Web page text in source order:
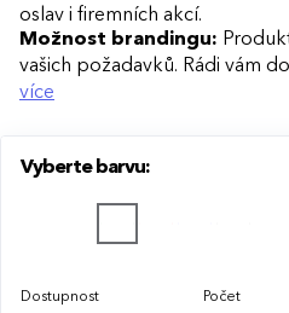
oslav i firemních akcí.
Možnost brandingu:
vašich požadavků. Rádi vám
technologii potisku s ohledem
více
Vyberte barvu:
Dostupnost Počet